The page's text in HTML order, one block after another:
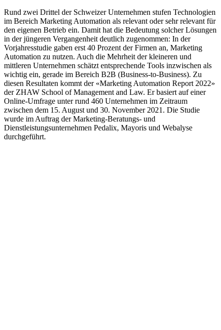
Rund zwei Drittel der Schweizer Unternehmen stufen Technologien
im Bereich Marketing Automation als relevant oder sehr relevant für
den eigenen Betrieb ein. Damit hat die Bedeutung solcher Lösungen
in der jüngeren Vergangenheit deutlich zugenommen: In der
Vorjahresstudie gaben erst 40 Prozent der Firmen an, Marketing
Automation zu nutzen. Auch die Mehrheit der kleineren und
mittleren Unternehmen schätzt entsprechende Tools inzwischen als
wichtig ein, gerade im Bereich B2B (Business-to-Business). Zu
diesen Resultaten kommt der «Marketing Automation Report 2022»
der ZHAW School of Management and Law. Er basiert auf einer
Online-Umfrage unter rund 460 Unternehmen im Zeitraum
zwischen dem 15. August und 30. November 2021. Die Studie
wurde im Auftrag der Marketing-Beratungs- und
Dienstleistungsunternehmen Pedalix, Mayoris und Webalyse
durchgeführt.